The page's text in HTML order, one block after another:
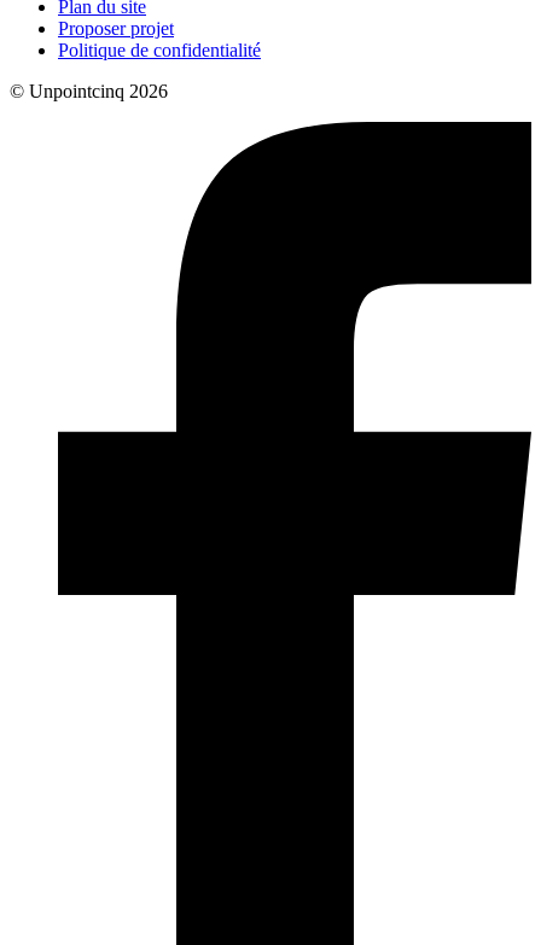
Plan du site
Proposer projet
Politique de confidentialité
© Unpointcinq 2026